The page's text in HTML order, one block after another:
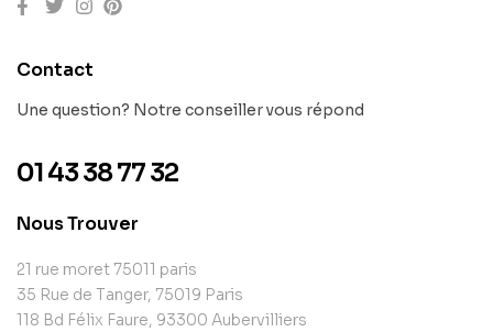
Contact
Une question? Notre conseiller vous répond
01 43 38 77 32
Nous Trouver
21 rue moret 75011 paris
35 Rue de Tanger, 75019 Paris
118 Bd Félix Faure, 93300 Aubervilliers